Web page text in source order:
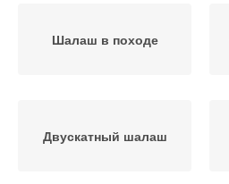
Шалаш в походе
Двускатный шалаш